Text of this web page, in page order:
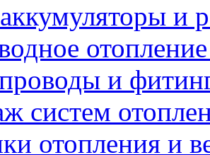
и
и
систем
отопления и